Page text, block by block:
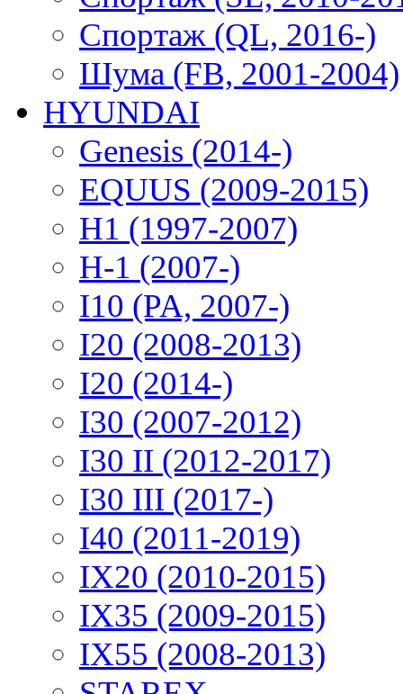
Спортаж (QL, 2016-)
Шума (FB, 2001-2004)
HYUNDAI
Genesis (2014-)
EQUUS (2009-2015)
H1 (1997-2007)
H-1 (2007-)
I10 (PA, 2007-)
I20 (2008-2013)
I20 (2014-)
I30 (2007-2012)
I30 II (2012-2017)
I30 III (2017-)
I40 (2011-2019)
IX20 (2010-2015)
IX35 (2009-2015)
IX55 (2008-2013)